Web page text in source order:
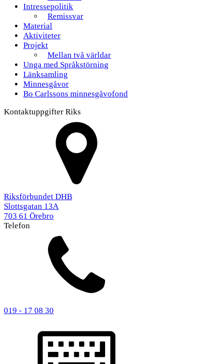
Intressepolitik
Remissvar
Material
Aktiviteter
Projekt
Mellan två världar
Unga med Språkstörning
Länksamling
Minnesgåvor
Bo Carlssons minnesgåvofond
Kontaktuppgifter Riks
Riksförbundet DHB
Slottsgatan 13A
703 61 Örebro
Telefon
019 - 17 08 30